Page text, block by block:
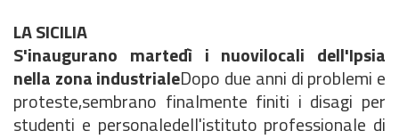
LA SICILIA
S'inaugurano martedì i nuovilocali dell'Ipsia
nella zona industrialeDopo due anni di problemi e
proteste,sembrano finalmente finiti i disagi per
studenti e personaledell'istituto professionale di